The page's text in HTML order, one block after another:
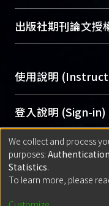
To permanently
profiles and
services of “NTU
開放取用是從使用
動，應用在學術研
用逐年攀升。同時
Archive）平台。
出版社期刊論文
含部分內容的版
助與合作完成，
意提供此授權。
Please
original work,
grant the rights
若欲上傳已出版
policy finder
使用說明
網站簡介
使用手冊
線上預約服務
登入說明 (Sign-in)
方案一：臺灣大
(With C&INC
方案二：ORCID
匯入著作
方案一：定期更
for identifier
Built withDSpace-CRIS
We collect and process
purposes:
Statistics.
To learn more, please